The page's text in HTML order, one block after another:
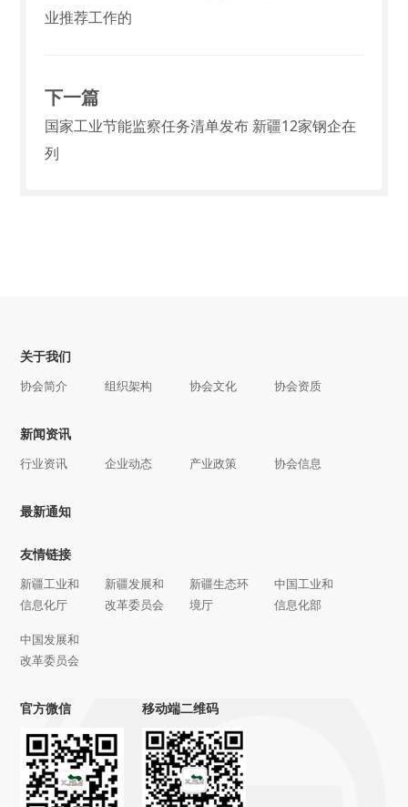
业推荐工作的
下一篇
国家工业节能监察任务清单发布 新疆12家钢企在
列
关于我们
协会简介 组织架构 协会文化 协会资质
新闻资讯
行业资讯 企业动态 产业政策 协会信息
最新通知
友情链接
新疆工业和
信息化厅
新疆发展和
改革委员会
新疆生态环
境厅
中国工业和
信息化部
中国发展和
改革委员会
官方微信 移动端二维码